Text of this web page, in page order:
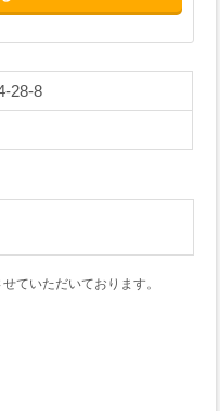
28-8
ていただいております。